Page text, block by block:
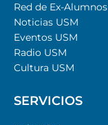
Red de Ex-Alumnos
Noticias USM
Eventos USM
Radio USM
Cultura USM
SERVICIOS